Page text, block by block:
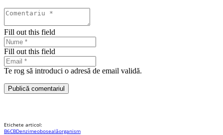
Fill out this field
Fill out this field
Te rog să introduci o adresă de email validă.
Publică comentariul
Etichete articol:
B6CBDenzimeobosealăorganism